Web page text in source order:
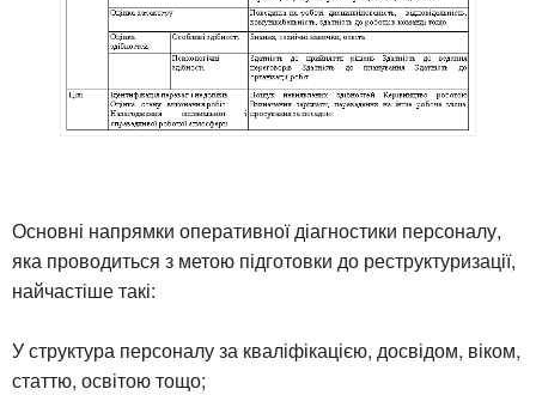
Основні напрямки оперативної діагностики персоналу,
яка проводиться з метою підготовки до реструктуризації,
найчастіше такі:
У структура персоналу за кваліфікацією, досвідом, віком,
статтю, освітою тощо;